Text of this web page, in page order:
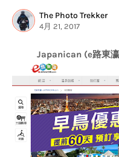
The Photo Trekker
4月 21, 2017
Japanican (e路東